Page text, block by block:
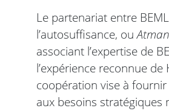
Le partenariat entre
l’autosuffisance, ou
associant l’expertise de
l’expérience reconnue
coopération vise à
aux besoins stratégiques